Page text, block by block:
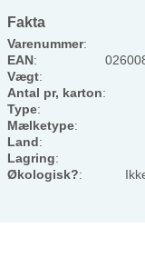
Fakta
Varenummer:
EAN:
Vægt:
Antal pr, karton:
Type:
Mælketype:
Land:
Lagring:
Økologisk?: